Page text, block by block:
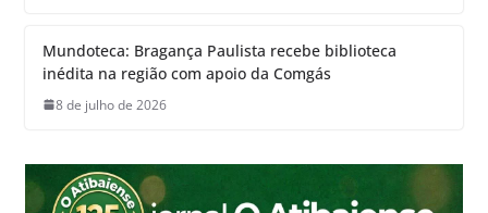
Mundoteca: Bragança Paulista recebe biblioteca
inédita na região com apoio da Comgás
8 de julho de 2026